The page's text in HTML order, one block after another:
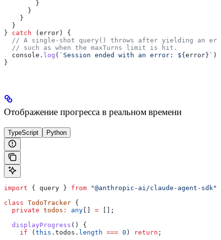
        }
      }
    }
  }
} catch ( error ) {
// A single-shot query() throws after yielding an
  // such as when the maxTurns limit is hit.
  console
. log ( `Session ended with an error: ${ error} ` );
}
Отображение прогресса в реальном времени
TypeScript Python
import { query } from "@anthropic-ai/claude-agent-sdk"
class TodoTracker {
  private
todos : any [] = [];
  displayProgress
() {
    if
(this . todos . length === 0 ) return ;